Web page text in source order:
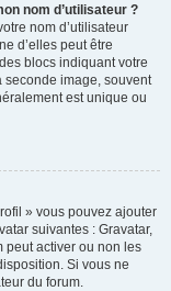
nom d’utilisateur ?
nom d’utilisateur
d’elles peut être
blocs indiquant votre
seconde image, souvent
est unique ou
» vous pouvez ajouter
suivantes : Gravatar,
peut activer ou non les
Si vous ne
du forum.